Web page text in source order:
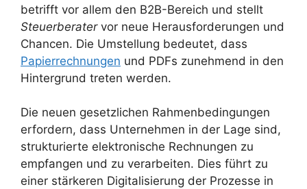
betrifft vor allem den B2B-Bereich und stellt
Steuerberatervor neue Herausforderungen und
Chancen. Die Umstellung bedeutet, dass
Papierrechnungen und PDFs zunehmend in den
Hintergrund treten werden.
Die neuen gesetzlichen Rahmenbedingungen
erfordern, dass Unternehmen in der Lage sind,
strukturierte elektronische Rechnungen zu
empfangen und zu verarbeiten. Dies führt zu
einer stärkeren Digitalisierung der Prozesse in